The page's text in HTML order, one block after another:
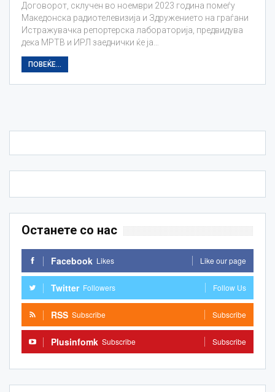
Договорот, склучен во ноември 2023 година помеѓу
Македонска радиотелевизија и Здружението на граѓани
Истражувачка репортерска лабораторија, предвидува
дека МРТВ и ИРЛ заеднички ќе ја…
ПОВЕЌЕ...
Останете со нас
Facebook Likes Like our page
Twitter Followers Follow Us
RSS Subscribe Subscribe
Plusinfomk Subscribe Subscribe